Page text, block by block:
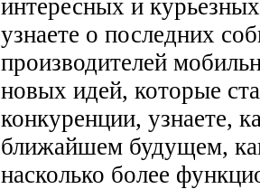
интересных и
узнаете о последних
производителей
новых идей, которые
конкуренции, узнаете,
ближайшем будущем,
насколько более